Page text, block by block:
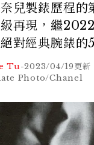
兒製錶歷程
再現，繼
對經典腕錶的
Tu-2023/04/19更新
Photo/Chanel